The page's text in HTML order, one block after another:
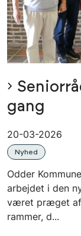
gang
20-03-2026
Nyhed
Odder
arbejdet i den
været præget af
rammer, d...